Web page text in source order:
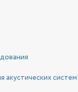
акустических систем